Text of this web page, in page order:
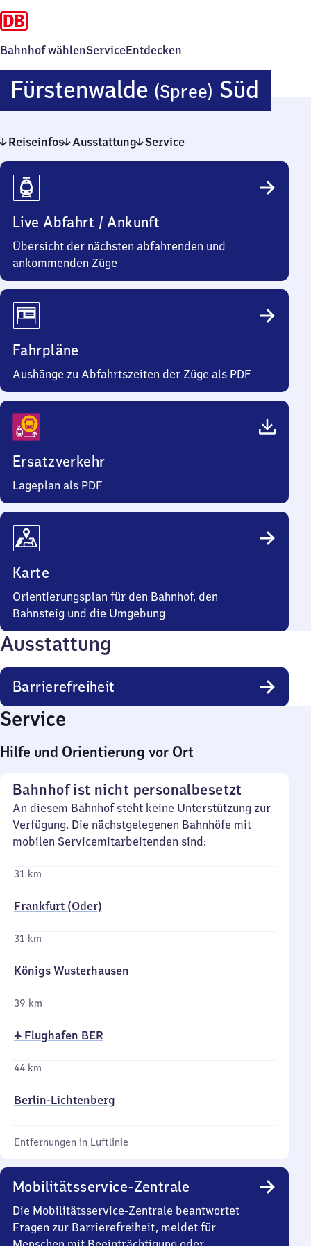
Bahnhof wählenServiceEntdecken
Fürstenwalde (Spree) Süd
Reiseinfos Ausstattung Service
Reiseinfos
Live Abfahrt / Ankunft
Übersicht der nächsten abfahrenden und
ankommenden Züge
Fahrpläne
Aushänge zu Abfahrtszeiten der Züge als PDF
Ersatzverkehr
Lageplan als PDF
Karte
Orientierungsplan für den Bahnhof, den
Bahnsteig und die Umgebung
Ausstattung
Barrierefreiheit
Service
Hilfe und Orientierung vor Ort
Bahnhof ist nicht personalbesetzt
An diesem Bahnhof steht keine Unterstützung zur
Verfügung. Die nächstgelegenen Bahnhöfe mit
mobilen Servicemitarbeitenden sind:
31 km
Frankfurt (Oder)
31 km
Königs Wusterhausen
39 km
✈ Flughafen BER
44 km
Berlin-Lichtenberg
Entfernungen in Luftlinie
Mobilitätsservice-Zentrale
Die Mobilitätsservice-Zentrale beantwortet
Fragen zur Barrierefreiheit, meldet für